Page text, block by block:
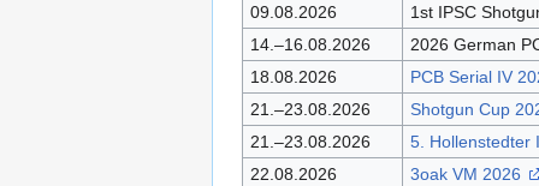
09.08.2026
1st IPSC
14.–16.08.2026
2026 German
18.08.2026
PCB Serial IV
21.–23.08.2026
Shotgun Cup
21.–23.08.2026
5. Hollenstedter
22.08.2026
3oak VM 2026